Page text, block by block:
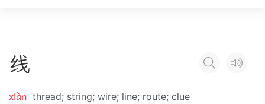
线
xiàn thread; string; wire; line; route; clue